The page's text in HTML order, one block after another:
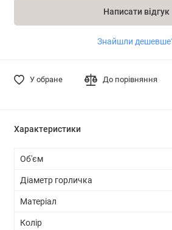
Написати відгук
Знайшли
У обране До порівняння
Характеристики
Об'єм
Діаметр горличка
Матеріал
Колір